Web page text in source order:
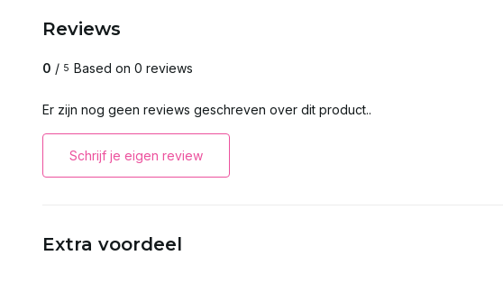
Reviews
0 / 5 Based on 0 reviews
Er zijn nog geen reviews geschreven over dit product..
Schrijf je eigen review
Extra voordeel